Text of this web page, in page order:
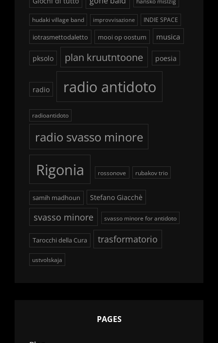
hudaki village band improvvisazione INDIE SPACE
iotrasmettodaletto mooi op oostum musica
pksolo plan kruutntoone poesia
radio radio antidoto
radioantidoto
radio svasso minore
Rigonia rossonove rubakov trio
samih madhoun Stefano Giacchè
svasso minore svasso minore for antidoto
Tarocchi della Cura trasformatorio
ustvolskaja
PAGES